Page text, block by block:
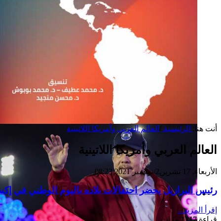
إصدار جديد
أنت هنا: الرئيسية العالم العربي وأمريكا اللاتينية
العالم العربي وأمريكا اللاتينية
الأربعاء, 17 تشرين2/نوفمبر 2021 08:23
رئيس البرازيل يحضر احتفالات بلاده باليوم الوطني في إكسبو
إقرأ المزيد...